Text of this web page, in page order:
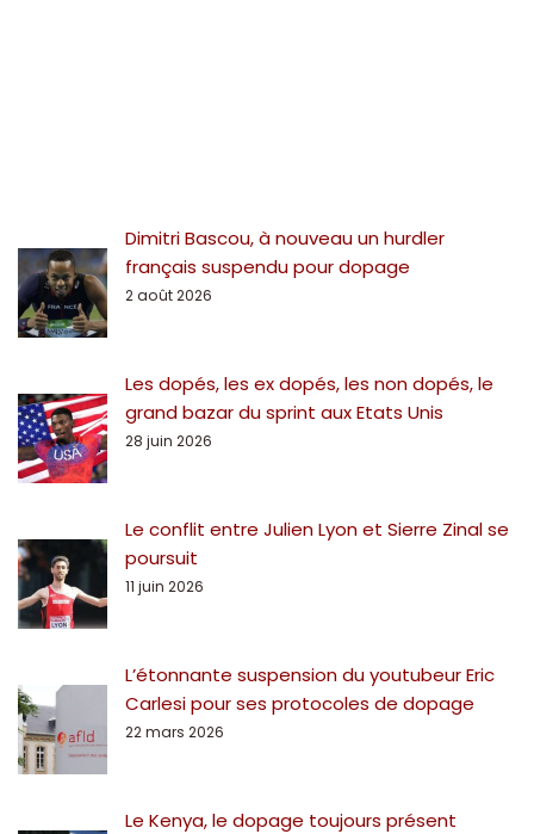
Dimitri Bascou, à nouveau un hurdler
français suspendu pour dopage
2 août 2026
Les dopés, les ex dopés, les non dopés, le
grand bazar du sprint aux Etats Unis
28 juin 2026
Le conflit entre Julien Lyon et Sierre Zinal se
poursuit
11 juin 2026
L’étonnante suspension du youtubeur Eric
Carlesi pour ses protocoles de dopage
22 mars 2026
Le Kenya, le dopage toujours présent